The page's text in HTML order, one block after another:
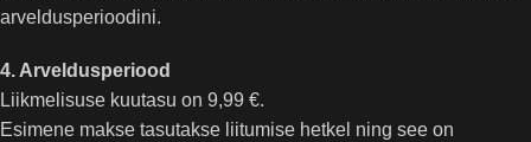
arveldusperioodini.
4. Arveldusperiood
Liikmelisuse kuutasu on 9,99 €.
Esimene makse tasutakse liitumise hetkel ning see on